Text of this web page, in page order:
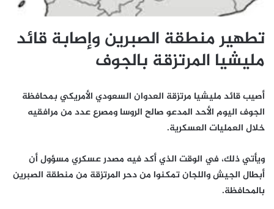
تطهير منطقة الصبرين وإصابة قائد
مليشيا المرتزقة بالجوف
أصيب قائد مليشيا مرتزقة العدوان السعودي الأمريكي بمحافظة
الجوف اليوم الأحد المدعو صالح الروسا ومصرع عدد من مرافقيه
خلال العمليات العسكرية.
ويأتي ذلك، في الوقت الذي أكد فيه مصدر عسكري مسؤول أن
أبطال الجيش واللجان تمكنوا من دحر المرتزقة من منطقة الصبرين
بالمحافظة.